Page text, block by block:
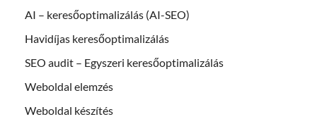
AI – keresőoptimalizálás (AI-SEO)
Havidíjas keresőoptimalizálás
SEO audit – Egyszeri keresőoptimalizálás
Weboldal elemzés
Weboldal készítés